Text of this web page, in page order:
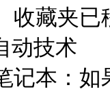
收藏夹
动技术
记本：